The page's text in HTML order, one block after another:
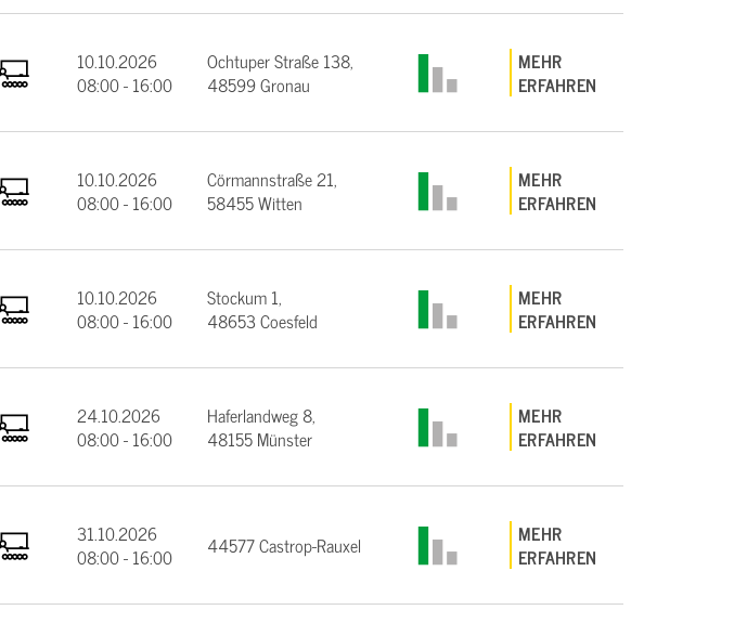
10.10.2026
08:00 - 16:00
Ochtuper Straße 138,
48599 Gronau
MEHR
ERFAHREN
10.10.2026
08:00 - 16:00
Cörmannstraße 21,
58455 Witten
MEHR
ERFAHREN
10.10.2026
08:00 - 16:00
Stockum 1,
48653 Coesfeld
MEHR
ERFAHREN
24.10.2026
08:00 - 16:00
Haferlandweg 8,
48155 Münster
MEHR
ERFAHREN
31.10.2026
08:00 - 16:00
44577 Castrop-Rauxel
MEHR
ERFAHREN